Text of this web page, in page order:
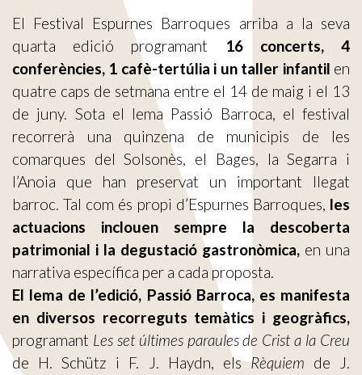
El Festival Espurnes Barroques arriba a la seva
quarta edició programant
16 concerts, 4
conferències, 1 cafè-tertúlia i un taller infantil en
quatre caps de setmana entre el 14 de maig i el 13
de juny. Sota el lema Passió Barroca, el festival
recorrerà una quinzena de municipis de les
comarques del Solsonès, el Bages, la Segarra i
l’Anoia que han preservat un important llegat
barroc. Tal com és propi d’Espurnes Barroques, les
actuacions inclouen sempre la descoberta
patrimonial i la degustació gastronòmica, en una
narrativa específica per a cada proposta.
El lema de l’edició, Passió Barroca, es manifesta
en diversos recorreguts temàtics i geogràfics,
programant Les set últimes paraules de Crist a la Creu
de H. Schütz i F. J. Haydn, elsRèquiem de J.